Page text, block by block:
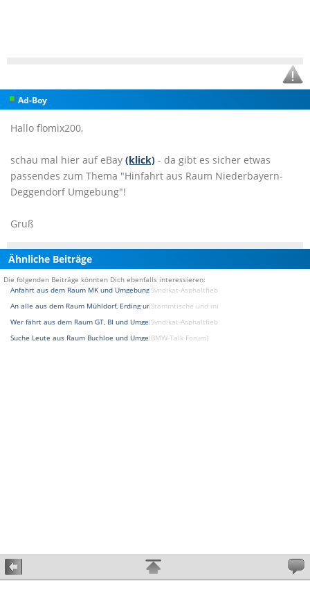
Ad-Boy
Hallo flomix200,
schau mal hier auf eBay (klick) - da gibt es sicher etwas
passendes zum Thema "Hinfahrt aus Raum Niederbayern-
Deggendorf Umgebung"!
Gruß
Ähnliche Beiträge
Die folgenden Beiträge könnten Dich ebenfalls interessieren:
Anfahrt aus dem Raum MK und Umgebung ??!(Syndikat-Asphaltfieber [DAS BMW Treffen und
An alle aus dem Raum Mühldorf, Erding und Umgebung(Stammtische und interne Treffen /
Wer fährt aus dem Raum GT, BI und Umgebung(Syndikat-Asphaltfieber [DAS BMW Treffen und
Suche Leute aus Raum Buchloe und Umgebung(BMW-Talk Forum)